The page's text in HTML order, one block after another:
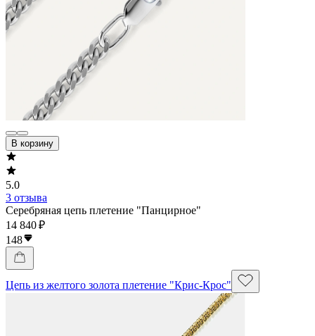
В корзину
5.0
3 отзыва
Серебряная цепь плетение "Панцирное"
14 840 ₽
148
Цепь из желтого золота плетение "Крис-Крос"